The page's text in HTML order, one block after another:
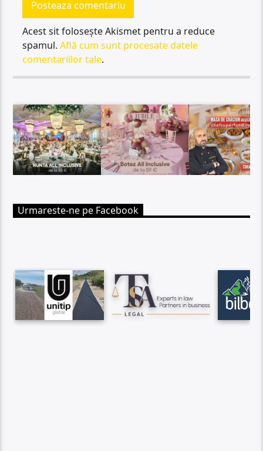
Acest sit folosește Akismet pentru a reduce
spamul.Află cum sunt procesate datele
comentariilor tale.
Urmareste-ne pe Facebook